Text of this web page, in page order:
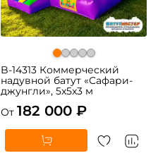
B-14313 Коммерческий
надувной батут «Сафари-
джунгли», 5x5x3 м
От 182 000 ₽